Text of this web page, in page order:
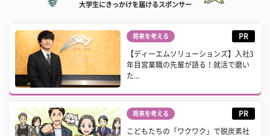
大学生にきっかけを届けるスポンサー
将来を考える PR
【ディーエムソリューションズ】入社3
年目営業職の先輩が語る！就活で磨い
た...
将来を考える PR
こどもたちの「ワクワク」で脱炭素社